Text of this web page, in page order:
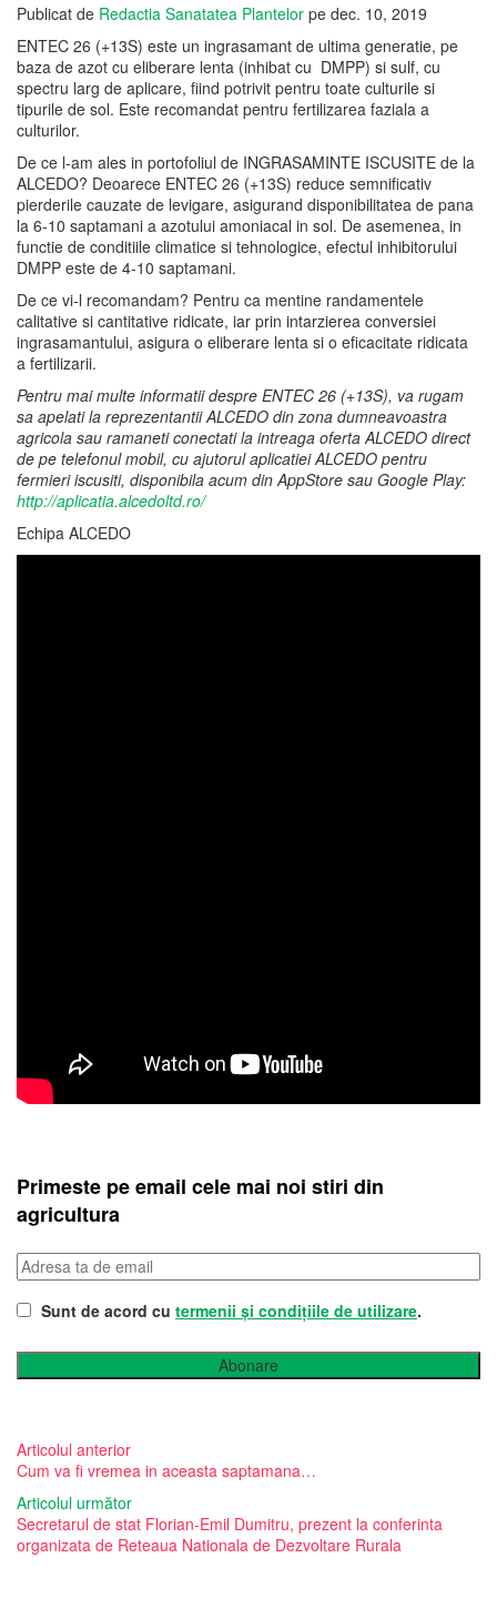
Publicat de Redactia Sanatatea Plantelor pe dec. 10, 2019
ENTEC 26 (+13S) este un ingrasamant de ultima generatie, pe
baza de azot cu eliberare lenta (inhibat cu DMPP) si sulf, cu
spectru larg de aplicare, fiind potrivit pentru toate culturile si
tipurile de sol. Este recomandat pentru fertilizarea faziala a
culturilor.
De ce l-am ales in portofoliul de INGRASAMINTE ISCUSITE de la
ALCEDO? Deoarece ENTEC 26 (+13S) reduce semnificativ
pierderile cauzate de levigare, asigurand disponibilitatea de pana
la 6-10 saptamani a azotului amoniacal in sol. De asemenea, in
functie de conditiile climatice si tehnologice, efectul inhibitorului
DMPP este de 4-10 saptamani.
De ce vi-l recomandam? Pentru ca mentine randamentele
calitative si cantitative ridicate, iar prin intarzierea conversiei
ingrasamantului, asigura o eliberare lenta si o eficacitate ridicata
a fertilizarii.
Pentru mai multe informatii despre ENTEC 26 (+13S), va rugam
sa apelati la reprezentantii ALCEDO din zona dumneavoastra
agricola sau ramaneti conectati la intreaga oferta ALCEDO direct
de pe telefonul mobil, cu ajutorul aplicatiei ALCEDO pentru
fermieri iscusiti, disponibila acum din AppStore sau Google Play:
http://aplicatia.alcedoltd.ro/
Echipa ALCEDO
Primeste pe email cele mai noi stiri din
agricultura
Sunt de acord cu termenii și condițiile de utilizare.
Abonare
Articolul anterior
Cum va fi vremea in aceasta saptamana…
Articolul următor
Secretarul de stat Florian-Emil Dumitru, prezent la conferinta
organizata de Reteaua Nationala de Dezvoltare Rurala